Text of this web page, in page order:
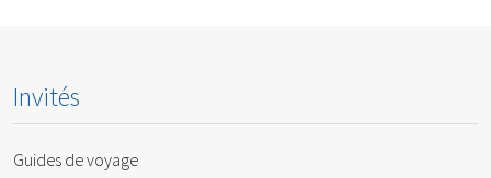
Invités
Guides de voyage